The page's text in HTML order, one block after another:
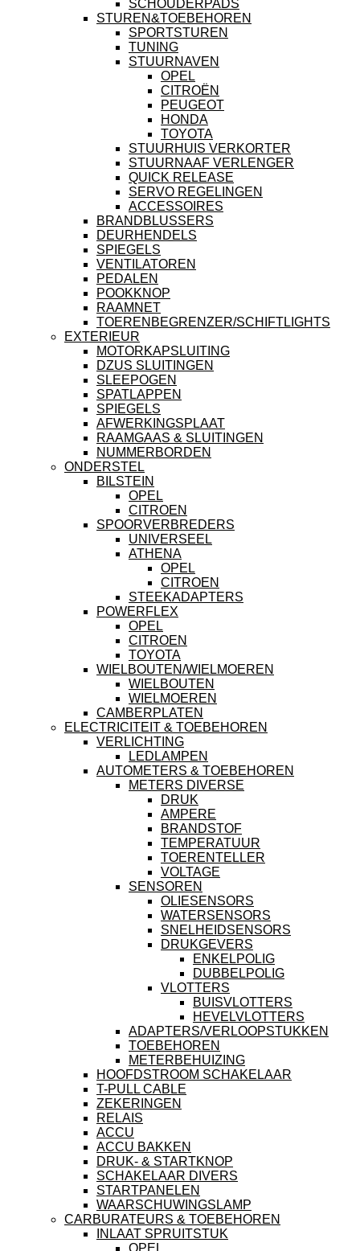
SCHOUDERPADS
STUREN&TOEBEHOREN
SPORTSTUREN
TUNING
STUURNAVEN
OPEL
CITROËN
PEUGEOT
HONDA
TOYOTA
STUURHUIS VERKORTER
STUURNAAF VERLENGER
QUICK RELEASE
SERVO REGELINGEN
ACCESSOIRES
BRANDBLUSSERS
DEURHENDELS
SPIEGELS
VENTILATOREN
PEDALEN
POOKKNOP
RAAMNET
TOERENBEGRENZER/SCHIFTLIGHTS
EXTERIEUR
MOTORKAPSLUITING
DZUS SLUITINGEN
SLEEPOGEN
SPATLAPPEN
SPIEGELS
AFWERKINGSPLAAT
RAAMGAAS & SLUITINGEN
NUMMERBORDEN
ONDERSTEL
BILSTEIN
OPEL
CITROEN
SPOORVERBREDERS
UNIVERSEEL
ATHENA
OPEL
CITROEN
STEEKADAPTERS
POWERFLEX
OPEL
CITROEN
TOYOTA
WIELBOUTEN/WIELMOEREN
WIELBOUTEN
WIELMOEREN
CAMBERPLATEN
ELECTRICITEIT & TOEBEHOREN
VERLICHTING
LEDLAMPEN
AUTOMETERS & TOEBEHOREN
METERS DIVERSE
DRUK
AMPERE
BRANDSTOF
TEMPERATUUR
TOERENTELLER
VOLTAGE
SENSOREN
OLIESENSORS
WATERSENSORS
SNELHEIDSENSORS
DRUKGEVERS
ENKELPOLIG
DUBBELPOLIG
VLOTTERS
BUISVLOTTERS
HEVELVLOTTERS
ADAPTERS/VERLOOPSTUKKEN
TOEBEHOREN
METERBEHUIZING
HOOFDSTROOM SCHAKELAAR
T-PULL CABLE
ZEKERINGEN
RELAIS
ACCU
ACCU BAKKEN
DRUK- & STARTKNOP
SCHAKELAAR DIVERS
STARTPANELEN
WAARSCHUWINGSLAMP
CARBURATEURS & TOEBEHOREN
INLAAT SPRUITSTUK
OPEL